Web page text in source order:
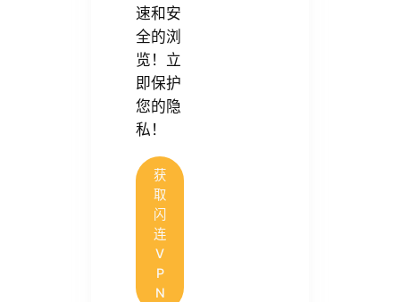
速和安
全的浏
览！立
即保护
您的隐
私！
获
取
闪
连
V
P
N